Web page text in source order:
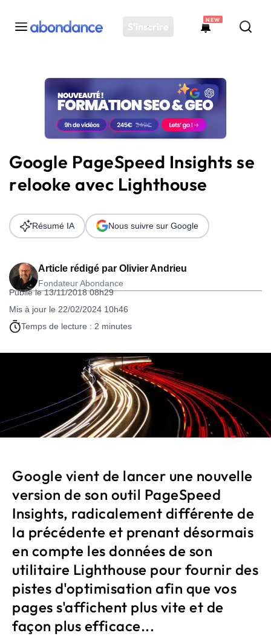
S'inscrire
NEW
Toutes les actus
Actus SEO
Plateforme
Solutions
Ressources
Audit SEO
Google PageSpeed Insights se
relooke avec Lighthouse
Article rédigé par Olivier Andrieu
Fondateur Abondance
Publié le 13/11/2018 08h29
Mis à jour le 22/02/2024 10h46
Temps de lecture : 2 minutes
Résumé IA Nous suivre sur Google
Google vient de lancer une nouvelle
version de son outil PageSpeed
Insights, radicalement différente de
la précédente et prenant désormais
en compte les données de son
utilitaire Lighthouse pour fournir des
pistes d'optimisation afin que vos
pages s'affichent plus vite et de
façon plus efficace...